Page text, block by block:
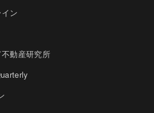
ン
動産研究所